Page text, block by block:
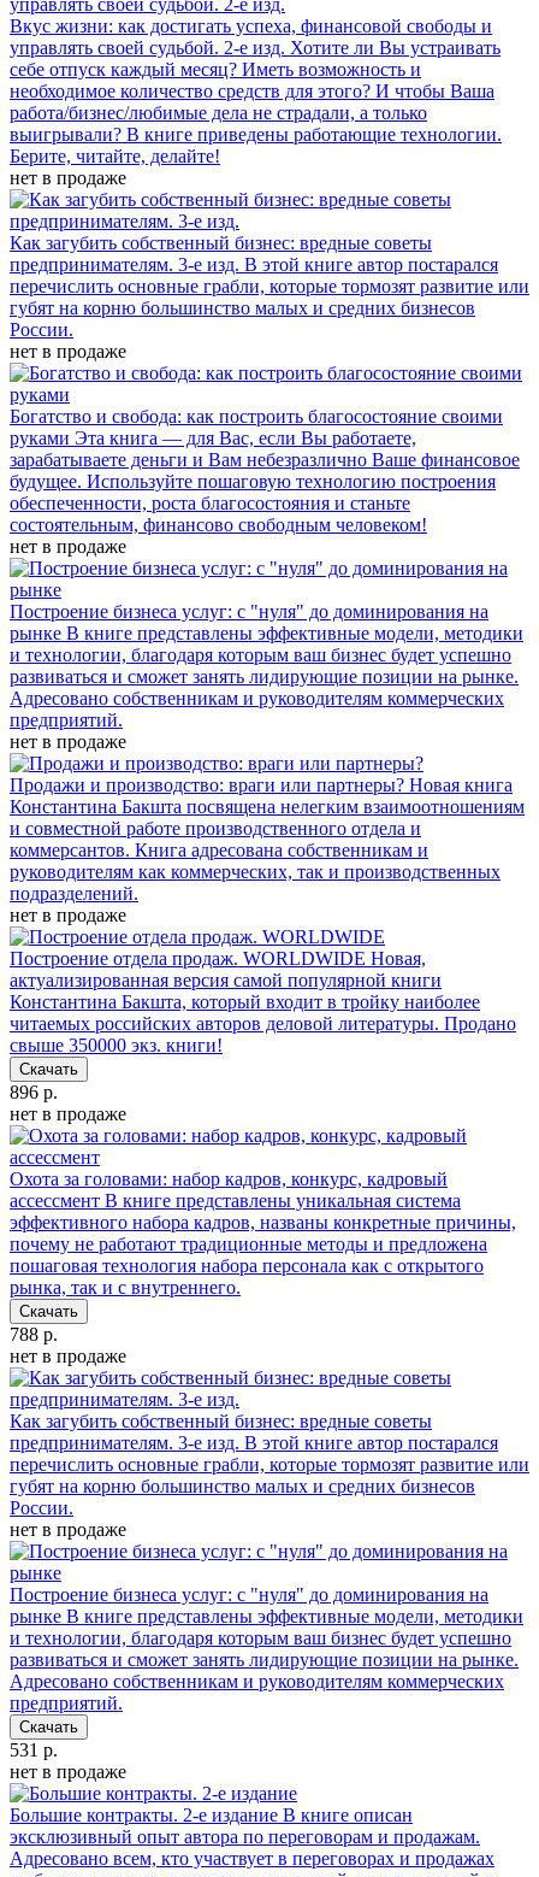
Вкус жизни: как достигать успеха, финансовой свободы и
управлять своей судьбой. 2-е изд. Хотите ли Вы устраивать
себе отпуск каждый месяц? Иметь возможность и
необходимое количество средств для этого? И чтобы Ваша
работа/бизнес/любимые дела не страдали, а только
выигрывали? В книге приведены работающие технологии.
Берите, читайте, делайте!
нет в продаже
Как загубить собственный бизнес: вредные советы
предпринимателям. 3-е изд. В этой книге автор постарался
перечислить основные грабли, которые тормозят развитие или
губят на корню большинство малых и средних бизнесов
России.
нет в продаже
Богатство и свобода: как построить благосостояние своими
руками Эта книга — для Вас, если Вы работаете,
зарабатываете деньги и Вам небезразлично Ваше финансовое
будущее. Используйте пошаговую технологию построения
обеспеченности, роста благосостояния и станьте
состоятельным, финансово свободным человеком!
нет в продаже
Построение бизнеса услуг: с "нуля" до доминирования на
рынке В книге представлены эффективные модели, методики
и технологии, благодаря которым ваш бизнес будет успешно
развиваться и сможет занять лидирующие позиции на рынке.
Адресовано собственникам и руководителям коммерческих
предприятий.
нет в продаже
Продажи и производство: враги или партнеры? Новая книга
Константина Бакшта посвящена нелегким взаимоотношениям
и совместной работе производственного отдела и
коммерсантов. Книга адресована собственникам и
руководителям как коммерческих, так и производственных
подразделений.
нет в продаже
Построение отдела продаж. WORLDWIDE Новая,
актуализированная версия самой популярной книги
Константина Бакшта, который входит в тройку наиболее
читаемых российских авторов деловой литературы. Продано
свыше 350000 экз. книги!
Скачать
896 р.
нет в продаже
Охота за головами: набор кадров, конкурс, кадровый
ассессмент В книге представлены уникальная система
эффективного набора кадров, названы конкретные причины,
почему не работают традиционные методы и предложена
пошаговая технология набора персонала как с открытого
рынка, так и с внутреннего.
Скачать
788 р.
нет в продаже
Как загубить собственный бизнес: вредные советы
предпринимателям. 3-е изд. В этой книге автор постарался
перечислить основные грабли, которые тормозят развитие или
губят на корню большинство малых и средних бизнесов
России.
нет в продаже
Построение бизнеса услуг: с "нуля" до доминирования на
рынке В книге представлены эффективные модели, методики
и технологии, благодаря которым ваш бизнес будет успешно
развиваться и сможет занять лидирующие позиции на рынке.
Адресовано собственникам и руководителям коммерческих
предприятий.
Скачать
531 р.
нет в продаже
Большие контракты. 2-е издание В книге описан
эксклюзивный опыт автора по переговорам и продажам.
Адресовано всем, кто участвует в переговорах и продажах